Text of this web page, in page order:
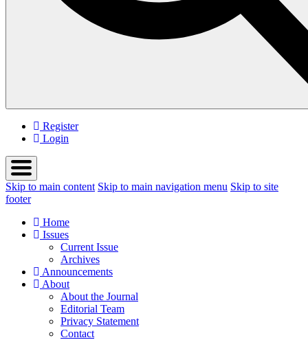
Register
Login
Skip to main content Skip to main navigation menu Skip to site
footer
Home
Issues
Current Issue
Archives
Announcements
About
About the Journal
Editorial Team
Privacy Statement
Contact